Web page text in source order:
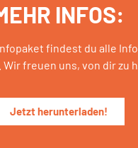
INFOS:
findest du alle
freuen uns, von dir zu
Jetzt herunterladen!